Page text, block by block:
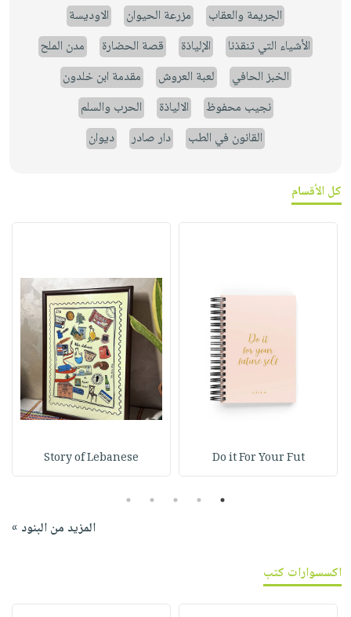
الجريمة والعقاب
مزرعة الحيوان
الاوديسة
الأشياء التي تنقذنا
الإلياذة قصة الحضارة
مدن الملح
الخبز الحافي
لعبة العروش
مقدمة ابن خلدون
نجيب محفوظ
الالياذة
الحرب والسلم
القانون في الطب
دار صادر ديوان
كل الأقسام
Do it For Your Fut
Story of Lebanese
1
2
3
4
5
المزيد من البنود »
اكسسوارات كتب